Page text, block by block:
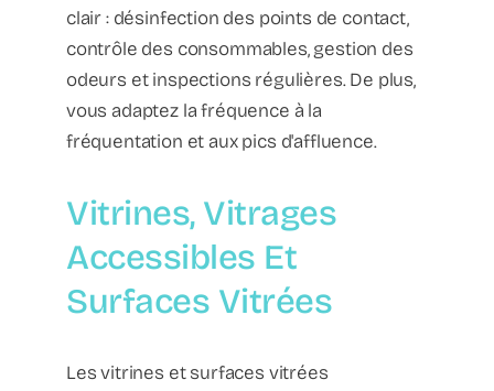
clair : désinfection des points de contact,
contrôle des consommables, gestion des
odeurs et inspections régulières. De plus,
vous adaptez la fréquence à la
fréquentation et aux pics d'affluence.
Vitrines, Vitrages
Accessibles Et
Surfaces Vitrées
Les vitrines et surfaces vitrées